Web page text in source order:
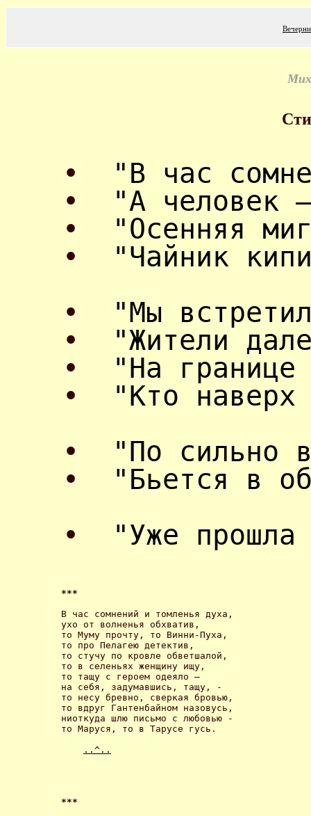
•
"В час
•
"А человек
•
"Осенняя
•
"Чайник
•
"Мы
•
"Жители
•
"На
•
"Кто
•
"По сильно
•
"Бьется в
•
"Уже
***
В час сомнений и томленья духа,
ухо от волненья обхватив,
то Муму прочту, то Винни-Пуха,
то про Пелагею детектив,
то стучу по кровле обветшалой,
то в селеньях женщину ищу,
то тащу с героем одеяло –
на себя, задумавшись, тащу, -
то несу бревно, сверкая бровью,
то вдруг Гантенбайном назовусь,
ниоткуда шлю письмо с любовью -
то Maруся, то в Тарусе гусь.
..^..
***